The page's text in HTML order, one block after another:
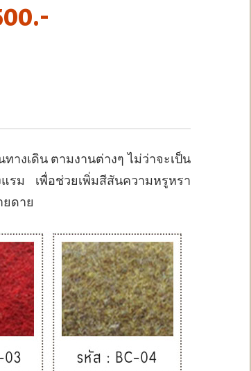
างเดิน ตามงานต่างๆ ไม่ว่าจะเป็น
รม เพื่อช่วยเพิ่มสีสันความหรูหรา
ดาย